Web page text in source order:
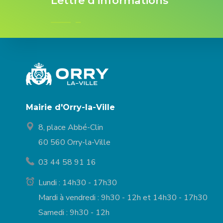
Mairie d'Orry-la-Ville
8, place Abbé-Clin
60 560 Orry-la-Ville
03 44 58 91 16
Lundi : 14h30 - 17h30
Mardi à vendredi : 9h30 - 12h et 14h30 - 17h30
Samedi : 9h30 - 12h